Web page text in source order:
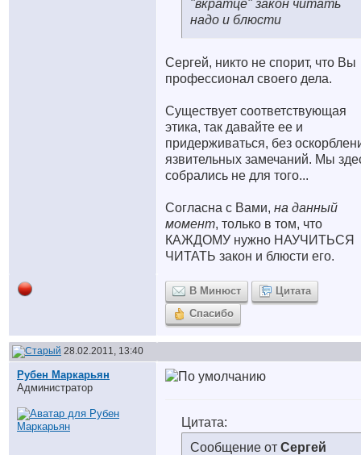
"вкратце" закон читать
надо и блюсти
Сергей, никто не спорит, что Вы
профессионал своего дела.
Существует соответствующая
этика, так давайте ее и
придерживаться, без
язвительных замечаний. Мы
собрались не для того...
Согласна с Вами, на данный
момент, только в том, что
КАЖДОМУ нужно НАУЧИТЬСЯ
ЧИТАТЬ закон и блюсти его.
В Минюст
Цитата
Спасибо
28.02.2011, 13:40
Рубен Маркарьян
Администратор
Цитата:
Сообщение от Сергей